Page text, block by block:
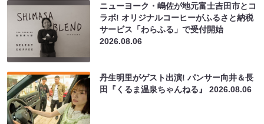
ニューヨーク・嶋佐が地元富士吉田市とコ
ラボ! オリジナルコーヒーがふるさと納税
サービス「わらふる」で受付開始
2026.08.06
丹生明里がゲスト出演! パンサー向井＆長
田『くるま温泉ちゃんねる』2026.08.06